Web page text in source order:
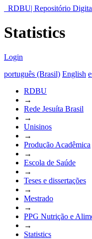
RDBU| Repositório
Statistics
Login
português (Brasil) English
RDBU
→
Rede Jesuíta Brasil
→
Unisinos
→
Produção Acadêmica
→
Escola de Saúde
→
Teses e dissertações
→
Mestrado
→
PPG Nutrição e
→
Statistics